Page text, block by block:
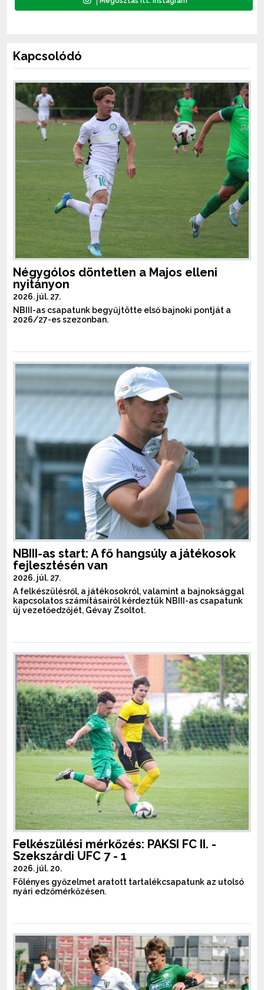
Kapcsolódó
Négygólos döntetlen a Majos elleni
nyitányon
2026. júl. 27.
NBIII-as csapatunk begyűjtötte első bajnoki pontját a
2026/27-es szezonban.
NBIII-as start: A fő hangsúly a játékosok
fejlesztésén van
2026. júl. 27.
A felkészülésről, a játékosokról, valamint a bajnoksággal
kapcsolatos számításairól kérdeztük NBIII-as csapatunk
új vezetőedzőjét, Gévay Zsoltot.
Felkészülési mérkőzés: PAKSI FC II. -
Szekszárdi UFC 7 - 1
2026. júl. 20.
Fölényes győzelmet aratott tartalékcsapatunk az utolsó
nyári edzőmérkőzésen.